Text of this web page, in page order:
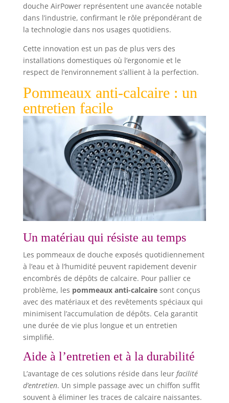
douche AirPower représentent une avancée notable
dans l’industrie, confirmant le rôle prépondérant de
la technologie dans nos usages quotidiens.
Cette innovation est un pas de plus vers des
installations domestiques où l’ergonomie et le
respect de l’environnement s’allient à la perfection.
Pommeaux anti-calcaire : un
entretien facile
Un matériau qui résiste au temps
Les pommeaux de douche exposés quotidiennement
à l’eau et à l’humidité peuvent rapidement devenir
encombrés de dépôts de calcaire. Pour pallier ce
problème, les pommeaux anti-calcairesont conçus
avec des matériaux et des revêtements spéciaux qui
minimisent l’accumulation de dépôts. Cela garantit
une durée de vie plus longue et un entretien
simplifié.
Aide à l’entretien et à la durabilité
L’avantage de ces solutions réside dans leur facilité
d’entretien. Un simple passage avec un chiffon suffit
souvent à éliminer les traces de calcaire naissantes.